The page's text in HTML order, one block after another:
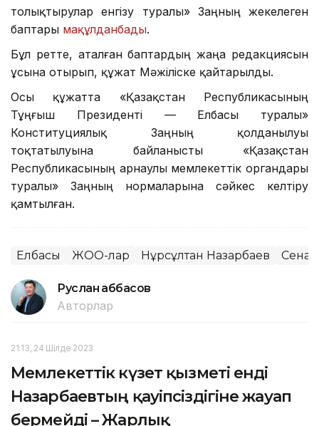
толықтырулар енгізу туралы» Заңның жекелеген
баптары мақұлданбады.
Бұл ретте, аталған баптардың жаңа редакциясын
ұсына отырып, құжат Мәжіліске қайтарылды.
Осы құжатта «Қазақстан Республикасының
Тұңғыш Президенті — Елбасы туралы»
Конституциялық Заңның қолданылуы
тоқтатылуына байланысты «Қазақстан
Республикасының арнаулы мемлекеттік органдары
туралы» Заңның нормаларына сәйкес келтіру
қамтылған.
Елбасы ЖОО-лар Нұрсұлтан Назарбаев Сенат
Руслан Ғаббасов
Авторлар
21:13, 24 Шілде 2023
Мемлекеттік күзет қызметі енді
Назарбаевтың қауіпсіздігіне жауап
бермейді – Жарлық